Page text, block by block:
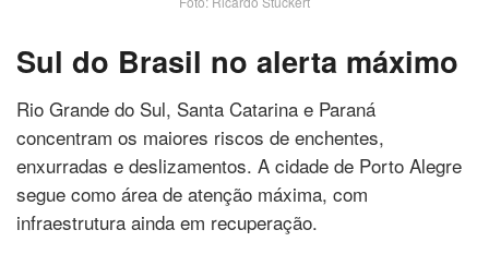
Sul do Brasil no alerta máximo
Rio Grande do Sul, Santa Catarina e Paraná
concentram os maiores riscos de enchentes,
enxurradas e deslizamentos. A cidade de Porto Alegre
segue como área de atenção máxima, com
infraestrutura ainda em recuperação.